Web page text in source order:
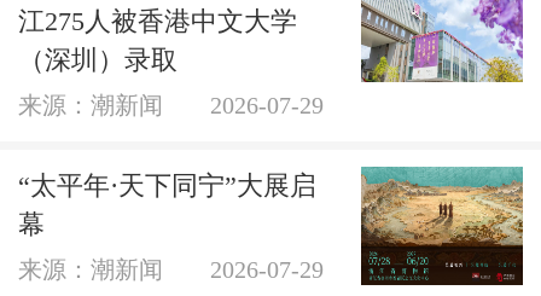
江275人被香港中文大学
（深圳）录取
来源：潮新闻 2026-07-29
“太平年·天下同宁”大展启
幕
来源：潮新闻 2026-07-29